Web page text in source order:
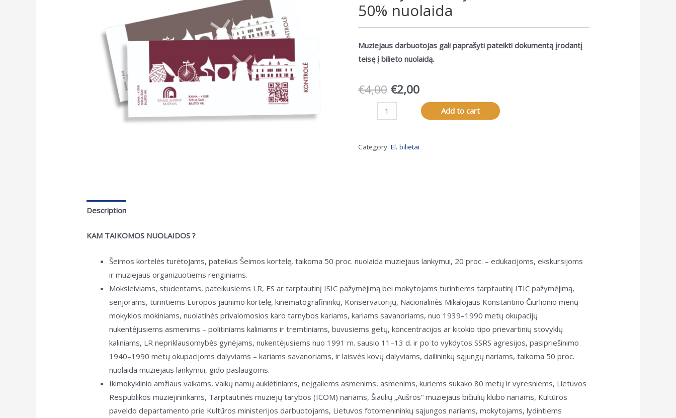
50% nuolaida
Muziejaus darbuotojas gali paprašyti pateikti dokumentą įrodantį
teisę į bilieto nuolaidą.
€4,00 €2,00
malūnininko
muziejaus
Add to cart
Category: El. bilietai
Description
KAM TAIKOMOS NUOLAIDOS ?
Šeimos kortelės turėtojams, pateikus Šeimos kortelę, taikoma 50 proc. nuolaida muziejaus lankymui, 20 proc. – edukacijoms, ekskursijoms
ir muziejaus organizuotiems renginiams.
Moksleiviams, studentams, pateikusiems LR, ES ar tarptautinį ISIC pažymėjimą bei mokytojams turintiems tarptautinį ITIC pažymėjimą,
senjorams, turintiems Europos jaunimo kortelę, kinematografininkų, Konservatorijų, Nacionalinės Mikalojaus Konstantino Čiurlionio menų
mokyklos mokiniams, nuolatinės privalomosios karo tarnybos kariams, kariams savanoriams, nuo 1939–1990 metų okupacijų
nukentėjusiems asmenims – politiniams kaliniams ir tremtiniams, buvusiems getų, koncentracijos ar kitokio tipo prievartinių stovyklų
kaliniams, LR nepriklausomybės gynėjams, nukentėjusiems nuo 1991 m. sausio 11–13 d. ir po to vykdytos SSRS agresijos, pasipriešinimo
1940–1990 metų okupacijoms dalyviams – kariams savanoriams, ir laisvės kovų dalyviams, dailininkų sąjungų nariams, taikoma 50 proc.
nuolaida muziejaus lankymui, gido paslaugoms.
Ikimokyklinio amžiaus vaikams, vaikų namų auklėtiniams, neįgaliems asmenims, asmenims, kuriems sukako 80 metų ir vyresniems, Lietuvos
Respublikos muziejininkams, Tarptautinės muziejų tarybos (ICOM) nariams, Šiaulių „Aušros“ muziejaus bičiulių klubo nariams, Kultūros
paveldo departamento prie Kultūros ministerijos darbuotojams, Lietuvos fotomenininkų sąjungos nariams, mokytojams, lydintiems